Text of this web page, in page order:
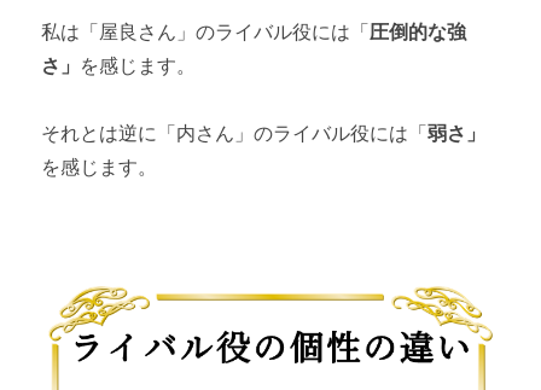
私は「屋良さん」のライバル役には「 圧倒的な強
さ」 を感じます。
それとは逆に「内さん」のライバル役には「弱さ」
を感じます。